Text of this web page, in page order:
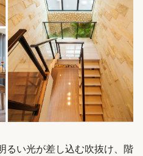
るい光が差し込む吹抜け、階